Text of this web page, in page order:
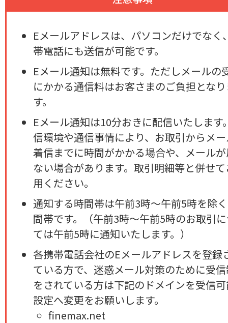
Eメールアドレスは、パソコンだけでなく
帯電話にも送信が可能です。
Eメール通知は無料です。ただしメールの
にかかる通信料はお客さまのご負担とな
す。
Eメール通知は10分おきに配信いたします
信環境や通信事情により、お取引からメ
着信までに時間がかかる場合や、メール
ない場合があります。取引明細等と併せ
用ください。
通知する時間帯は午前3時〜午前5時を除
間帯です。（午前3時〜午前5時のお取引
ては午前5時に通知いたします。）
各携帯電話会社のEメールアドレスを登録
ている方で、迷惑メール対策のために受
をされている方は下記のドメインを受信
設定へ変更をお願いします。
finemax.net